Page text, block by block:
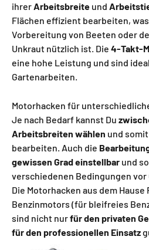
ihrerArbeitsbreite und
Flächen effizient bearbeiten,
Vorbereitung von Beeten oder
Unkraut nützlich ist. Die 4-Takt-
eine hohe Leistung und sind
Gartenarbeiten.
Motorhacken für
Je nach Bedarf kannst Du
Arbeitsbreiten wählen und
bearbeiten. Auch die
gewissen Grad einstellbar und
verschiedenen Bedingungen vor
Die Motorhacken aus dem
Benzinmotors (für bleifreies
sind nicht nurfür den privaten
für den professionellen Einsatz